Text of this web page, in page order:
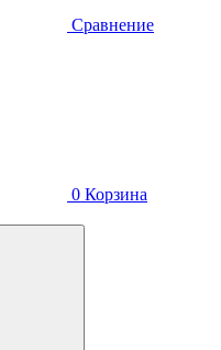
Сравнение
0 Корзина